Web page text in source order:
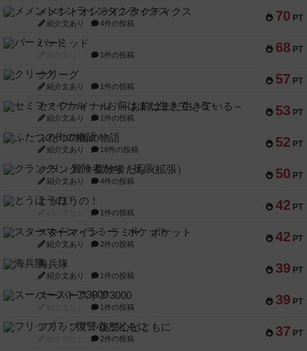
70 PT
メメントオンラインタクティクス
紹介文あり 4件の投稿
68 PT
パーミッド
1件の投稿
57 PT
クリーグ
紹介文あり 1件の投稿
53 PT
セミファイナル ～お前はまだ生きている～
紹介文あり 1件の投稿
52 PT
ふたつの街の物語
紹介文あり 18件の投稿
50 PT
クランク! ：冒険者たち（拡張）
紹介文あり 4件の投稿
42 PT
とうほうの！
1件の投稿
42 PT
スターマイン・ラミー ポケット
紹介文あり 2件の投稿
39 PT
海兵隊
紹介文あり 1件の投稿
39 PT
スーパーストア3000
1件の投稿
37 PT
フリップ７：復讐心とともに
2件の投稿